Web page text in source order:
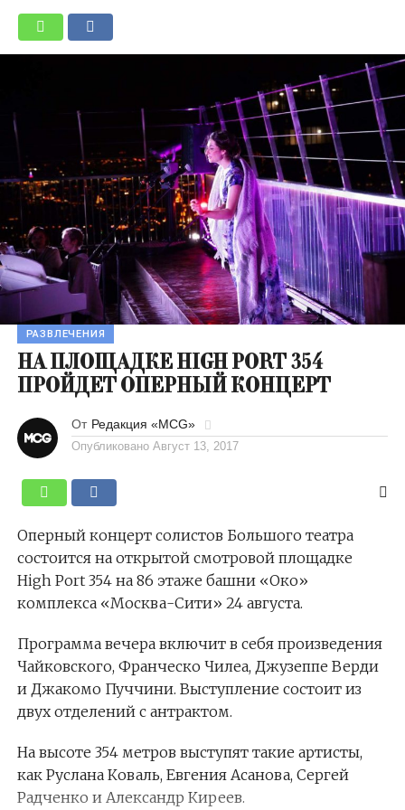
РАЗВЛЕЧЕНИЯ
НА ПЛОЩАДКЕ HIGH PORT 354
ПРОЙДЕТ ОПЕРНЫЙ КОНЦЕРТ
От Редакция «MCG»
Опубликовано Август 13, 2017
Оперный концерт солистов Большого театра
состоится на открытой смотровой площадке
High Port 354 на 86 этаже башни «Око»
комплекса «Москва-Сити» 24 августа.
Программа вечера включит в себя произведения
Чайковского, Франческо Чилеа, Джузеппе Верди
и Джакомо Пуччини. Выступление состоит из
двух отделений с антрактом.
На высоте 354 метров выступят такие артисты,
как Руслана Коваль, Евгения Асанова, Сергей
Радченко и Александр Киреев.